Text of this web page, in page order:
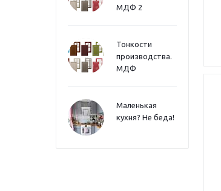
МДФ 2
Тонкости
производства.
МДФ
Маленькая
кухня? Не беда!